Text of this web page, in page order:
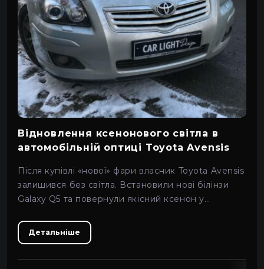
Відновлення ксенонового світла в
автомобільній оптиці Toyota Avensis
Після купівлі «нової» фари власник Toyota Avensis
залишився без світла. Встановили нові білінзи
Galaxy Q5 та повернули якісний ксенон у
Детальніше